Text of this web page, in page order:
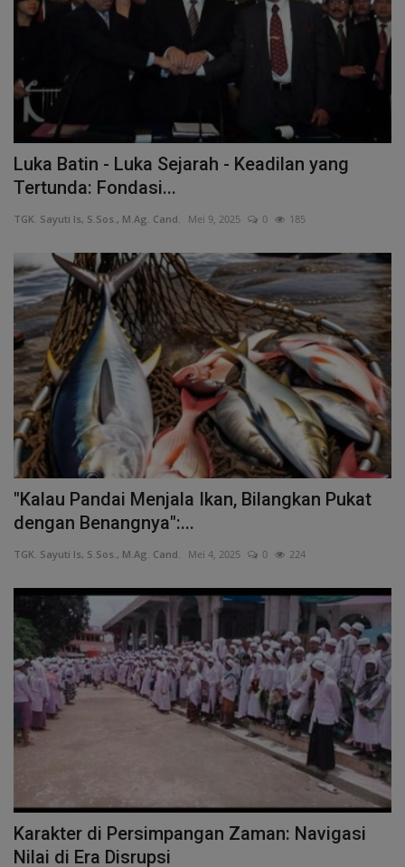
Luka Batin - Luka Sejarah - Keadilan yang
Tertunda: Fondasi...
TGK. Sayuti Is, S.Sos., M.Ag. Cand. Mei 9, 2025 0 185
"Kalau Pandai Menjala Ikan, Bilangkan Pukat
dengan Benangnya":...
TGK. Sayuti Is, S.Sos., M.Ag. Cand. Mei 4, 2025 0 224
Karakter di Persimpangan Zaman: Navigasi
Nilai di Era Disrupsi